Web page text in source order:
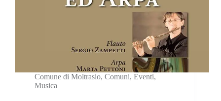
Comune di Moltrasio, Comuni, Eventi,
Musica